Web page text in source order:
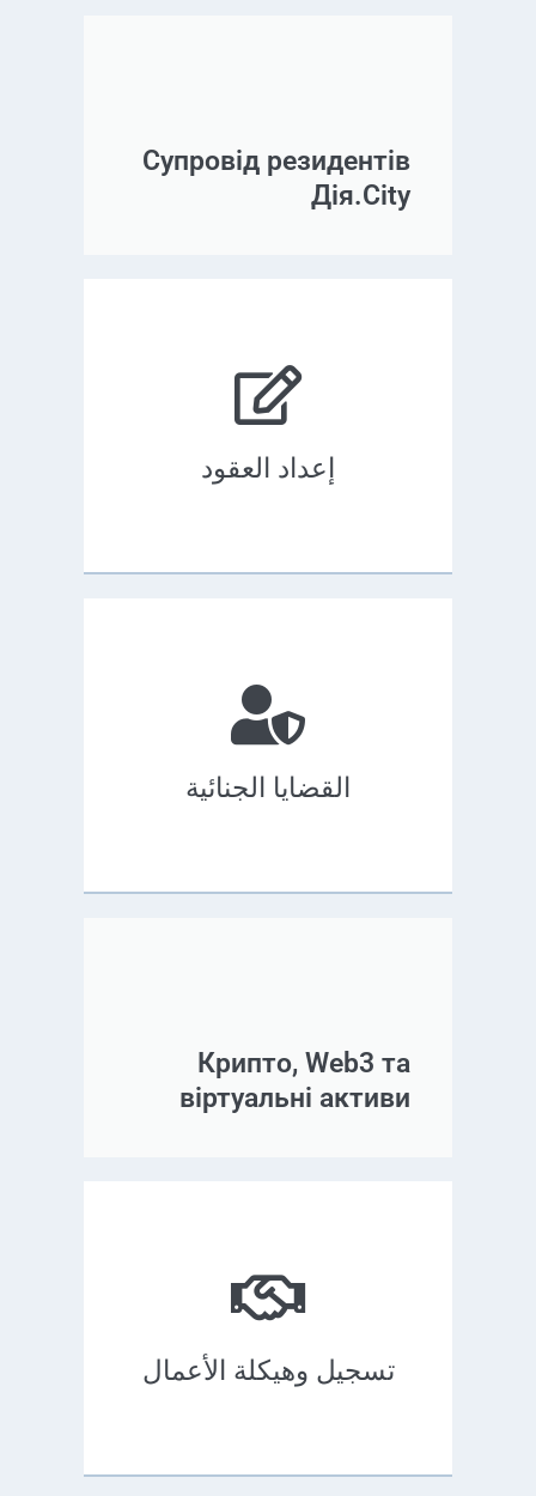
Супровід резидентів
Дія.City
إعداد العقود
القضايا الجنائية
Крипто, Web3 та
віртуальні активи
تسجيل وهيكلة الأعمال